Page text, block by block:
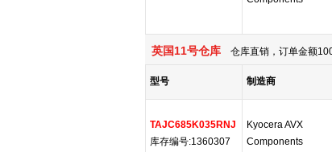
英国11号仓库 仓库直销，订单金额
型号 制造商
TAJC685K035RNJ
库存编号:1360307
Kyocera AVX
Components